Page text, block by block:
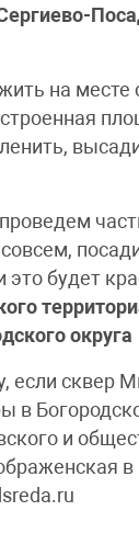
на месте
это будет
округа
если сквер
в
и